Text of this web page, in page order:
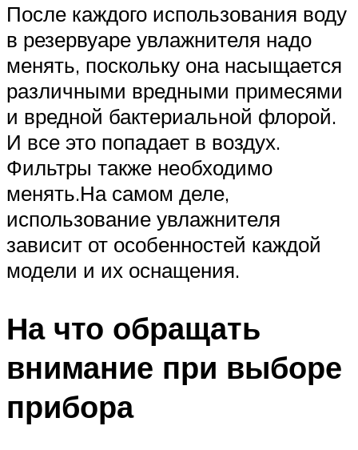
После каждого использования воду
в резервуаре увлажнителя надо
менять, поскольку она насыщается
различными вредными примесями
и вредной бактериальной флорой.
И все это попадает в воздух.
Фильтры также необходимо
менять.На самом деле,
использование увлажнителя
зависит от особенностей каждой
модели и их оснащения.
На что обращать
внимание при выборе
прибора